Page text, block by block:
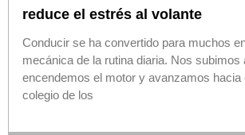
reduce el estrés al volante
Conducir se ha convertido para muchos
mecánica de la rutina diaria. Nos subimos
encendemos el motor y avanzamos hacia
colegio de los